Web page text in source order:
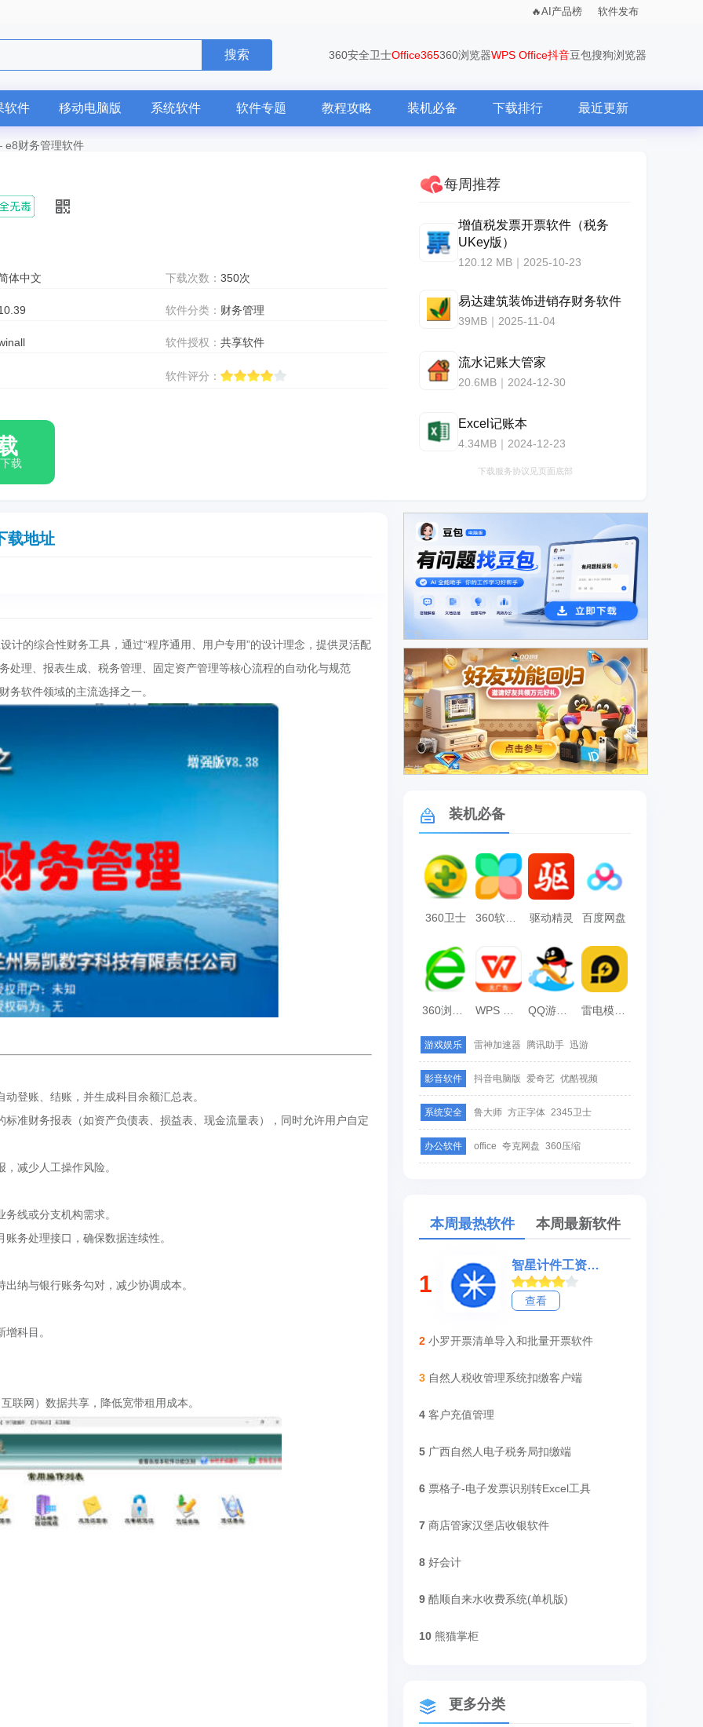
AI产品榜 软件发布
搜索 360安全卫士Office365360浏览器WPS Office抖音豆包搜狗浏览器
软件 移动电脑版 系统软件 软件专题 教程攻略 装机必备 下载排行 最近更新
e8财务管理软件
体中文 下载次数： 350次
软件分类： 财务管理
软件授权： 共享软件
软件评分：
载
每周推荐
增值税发票开票软件（税务
UKey版）
120.12 MB｜2025-10-23
易达建筑装饰进销存财务软件
39MB｜2025-11-04
流水记账大管家
20.6MB｜2024-12-30
Excel记账本
4.34MB｜2024-12-23
下载服务协议见页面底部
载地址
计的综合性财务工具，通过“程序通用、用户专用”的设计理念，提供灵活配
处理、报表生成、税务管理、固定资产管理等核心流程的自动化与规范
务软件领域的主流选择之一。
登账、结账，并生成科目余额汇总表。
准财务报表（如资产负债表、损益表、现金流量表），同时允许用户自定
减少人工操作风险。
线或分支机构需求。
务处理接口，确保数据连续性。
纳与银行账务勾对，减少协调成本。
科目。
联网）数据共享，降低宽带租用成本。
广告
广告
装机必备
360卫士 360软件管家 驱动精灵 百度网盘
雷电模拟器
游戏娱乐 雷神加速器 腾讯助手 迅游
影音软件 抖音电脑版 爱奇艺 优酷视频
系统安全 鲁大师 方正字体 2345卫士
办公软件 office 夸克网盘 360压缩
本周最热软件 本周最新软件
1
智星计件工资软件
查看
2 小罗开票清单导入和批量开票软件
3 自然人税收管理系统扣缴客户端
4 客户充值管理
5 广西自然人电子税务局扣缴端
6 票格子-电子发票识别转Excel工具
7 商店管家汉堡店收银软件
8 好会计
9 酷顺自来水收费系统(单机版)
10 熊猫掌柜
更多分类